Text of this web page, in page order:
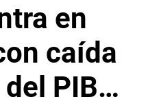
en
caída
PIB